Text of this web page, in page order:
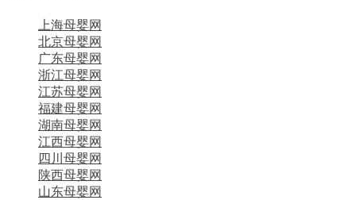
上海母婴网
北京母婴网
广东母婴网
浙江母婴网
江苏母婴网
福建母婴网
湖南母婴网
江西母婴网
四川母婴网
陕西母婴网
山东母婴网